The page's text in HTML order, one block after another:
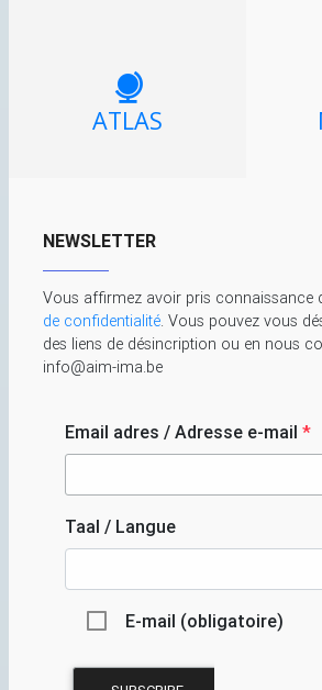
ATLAS
NEWSLETTER
Vous affirmez avoir pris connaissance
de confidentialité . Vous pouvez vous
des liens de désincription ou en nous
info@aim-ima.be
Email adres / Adresse e-mail *
Taal / Langue
E-mail (obligatoire)